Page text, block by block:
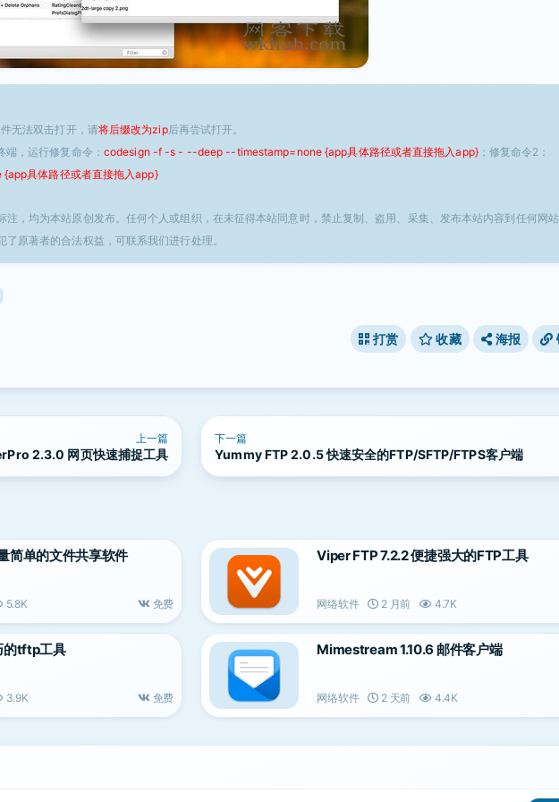
无法双击打开，请将后缀改为zip后再尝试打开。
端，运行修复命令： codesign -f -s - --deep --timestamp=none {app具体路径或者直接拖入app}；修复命令2：
具体路径或者直接拖入app}
注，均为本站原创发布。任何个人或组织，在未征得本站同意时，禁止复制、盗用、采集、发布本站内容到任何网
原著者的合法权益，可联系我们进行处理。
打赏 收藏 海报
上一篇
2.3.0 网页快速捕捉工具
下一篇
Yummy FTP 2.0.5 快速安全的FTP/SFTP/FTPS客户端
简单的文件共享软件
5.8K 免费
Viper FTP 7.2.2 便捷强大的FTP工具
网络软件 2 月前 4.7K
的tftp工具
3.9K 免费
Mimestream 1.10.6 邮件客户端
网络软件 2 天前 4.4K